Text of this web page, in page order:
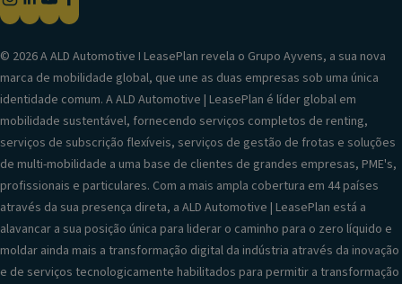
© 2026 A ALD Automotive I LeasePlan revela o Grupo Ayvens, a sua nova
marca de mobilidade global, que une as duas empresas sob uma única
identidade comum. A ALD Automotive | LeasePlan é líder global em
mobilidade sustentável, fornecendo serviços completos de renting,
serviços de subscrição flexíveis, serviços de gestão de frotas e soluções
de multi-mobilidade a uma base de clientes de grandes empresas, PME's,
profissionais e particulares. Com a mais ampla cobertura em 44 países
através da sua presença direta, a ALD Automotive | LeasePlan está a
alavancar a sua posição única para liderar o caminho para o zero líquido e
moldar ainda mais a transformação digital da indústria através da inovação
e de serviços tecnologicamente habilitados para permitir a transformação